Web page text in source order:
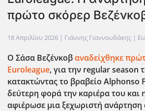
πρώτο σκόρερ
18 Απριλίου 2026 | Γιάννης Γιαννουδάκης |
Ο Σάσα Βεζένκοβαναδείχθηκε
Euroleague, για την regularseason
κατακτώντας το βραβείο Alphonso
δεύτερη φορά την καριέρα του και
αφιέρωσε μια ξεχωριστή ανάρτηση